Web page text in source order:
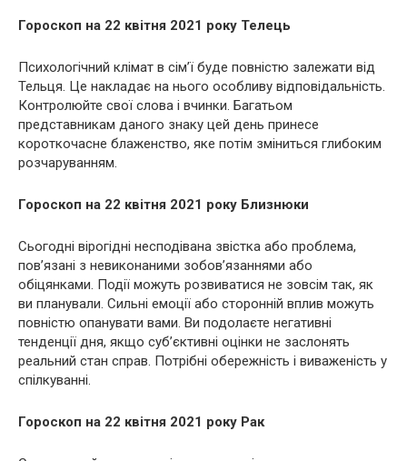
Гороскоп на 22 квітня 2021 року Телець
Психологічний клімат в сім’ї буде повністю залежати від
Тельця. Це накладає на нього особливу відповідальність.
Контролюйте свої слова і вчинки. Багатьом
представникам даного знаку цей день принесе
короткочасне блаженство, яке потім зміниться глибоким
розчаруванням.
Гороскоп на 22 квітня 2021 року Близнюки
Сьогодні вірогідні несподівана звістка або проблема,
пов’язані з невиконаними зобов’язаннями або
обіцянками. Події можуть розвиватися не зовсім так, як
ви планували. Сильні емоції або сторонній вплив можуть
повністю опанувати вами. Ви подолаєте негативні
тенденції дня, якщо суб’єктивні оцінки не заслонять
реальний стан справ. Потрібні обережність і виваженість у
спілкуванні.
Гороскоп на 22 квітня 2021 року Рак